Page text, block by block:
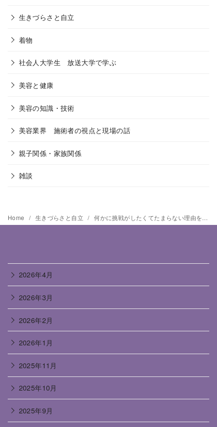
生きづらさと自立
着物
社会人大学生 放送大学で学ぶ
美容と健康
美容の知識・技術
美容業界 施術者の視点と現場の話
親子関係・家族関係
雑談
Home 生きづらさと自立 何かに挑戦がしたくてたまらない理由を考えた
2026年4月
2026年3月
2026年2月
2026年1月
2025年11月
2025年10月
2025年9月